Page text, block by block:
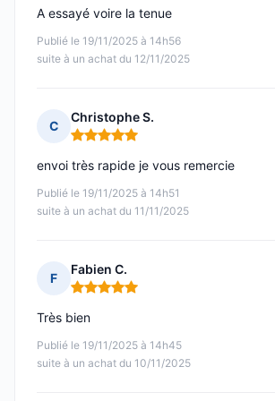
Publié le 19/11/2025 à 14h56
suite à un achat du 12/11/2025
A essayé voire la tenue
C
Christophe S.
Note : 5 sur 5
Publié le 19/11/2025 à 14h51
suite à un achat du 11/11/2025
envoi très rapide je vous remercie
F
Fabien C.
Note : 5 sur 5
Publié le 19/11/2025 à 14h45
suite à un achat du 10/11/2025
Très bien